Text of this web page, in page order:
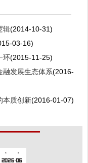
辑(2014-10-31)
03-16)
环(2015-11-25)
发展生态体系(2016-
本质创新(2016-01-07)